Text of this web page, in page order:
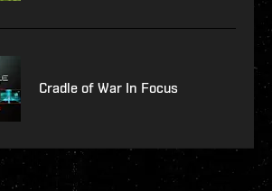
Cradle of War In Focus